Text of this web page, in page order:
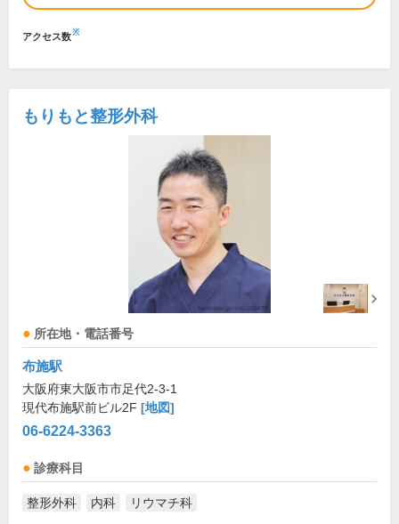
アクセス数※
もりもと整形外科
所在地・電話番号
布施駅
大阪府東大阪市市足代2-3-1
現代布施駅前ビル2F [地図]
06-6224-3363
診療科目
整形外科 内科 リウマチ科